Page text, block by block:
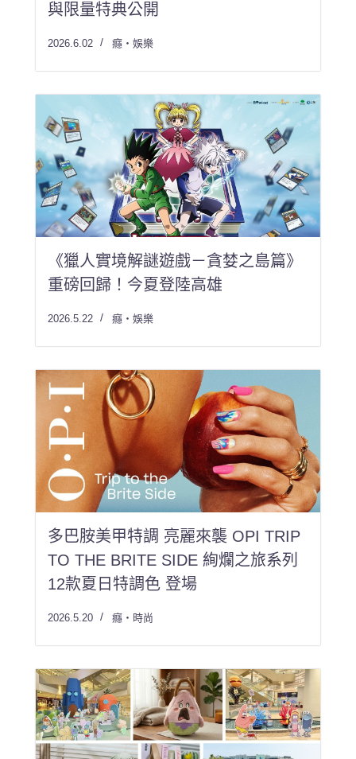
與限量特典公開
2026.6.02 癮・娛樂
《獵人實境解謎遊戲－貪婪之島篇》
重磅回歸！今夏登陸高雄
2026.5.22 癮・娛樂
多巴胺美甲特調 亮麗來襲 OPI TRIP
TO THE BRITE SIDE 絢爛之旅系列
12款夏日特調色 登場
2026.5.20 癮・時尚